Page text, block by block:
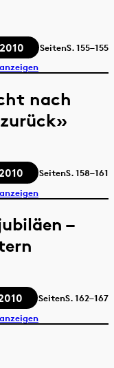
2010 SeitenS.155–155
nach
SeitenS.158–161
–
SeitenS.162–167